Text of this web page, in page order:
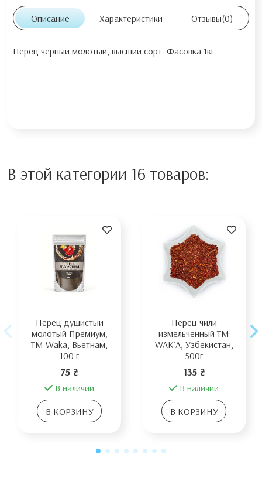
Описание Характеристики Отзывы(0)
Перец черный молотый, высший сорт. Фасовка 1кг
В этой категории 16 товаров:
Перец душистый
молотый Премиум,
TM Waka, Вьетнам,
100 г
75 ₴
В наличии
В КОРЗИНУ
Перец чили
измельченный TM
WAK`A, Узбекистан,
500г
135 ₴
В наличии
В КОРЗИНУ